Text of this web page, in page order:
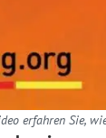
erfahren Sie,